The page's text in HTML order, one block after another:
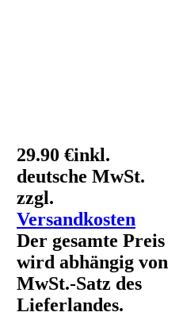
29.90 €inkl.
deutsche MwSt.
zzgl.
Versandkosten
Der gesamte Preis
wird abhängig von
MwSt.-Satz des
Lieferlandes.